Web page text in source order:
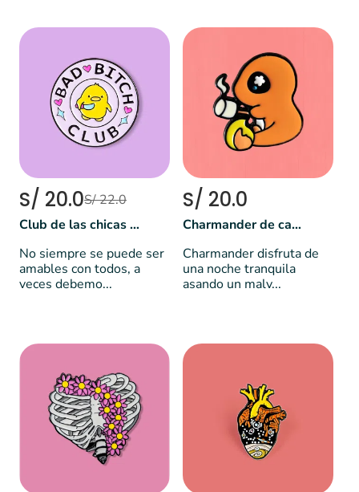
S/ 20.0S/ 22.0
Club de las chicas malas 🐥
No siempre se puede ser
amables con todos, a
veces debemo...
S/ 20.0
Charmander de campamento | Pokemon
Charmander disfruta de
una noche tranquila
asando un malv...